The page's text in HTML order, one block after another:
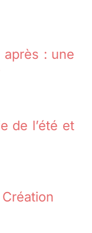
après : une
de l’été et